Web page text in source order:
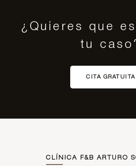
¿Quieres que
tu
CITA GRATUITA
CLÍNICA F&B ARTURO